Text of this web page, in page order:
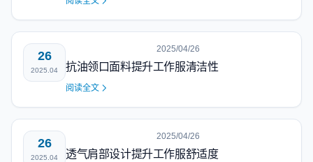
26
2025.04
2025/04/26
抗油领口面料提升工作服清洁性
阅读全文
26
2025.04
2025/04/26
透气肩部设计提升工作服舒适度